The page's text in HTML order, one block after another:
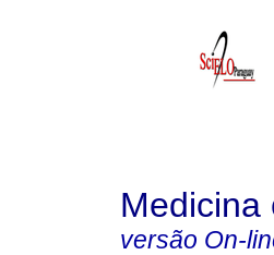
Medicina
versão On-